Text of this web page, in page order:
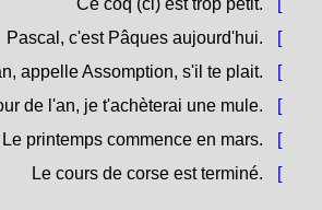
Ce coq (ci) est trop petit.
[
Pascal, c'est Pâques aujourd'hui.
[
appelle Assomption, s'il te plait.
[
de l'an, je t'achèterai une mule.
[
Le printemps commence en mars.
[
Le cours de corse est terminé.
[